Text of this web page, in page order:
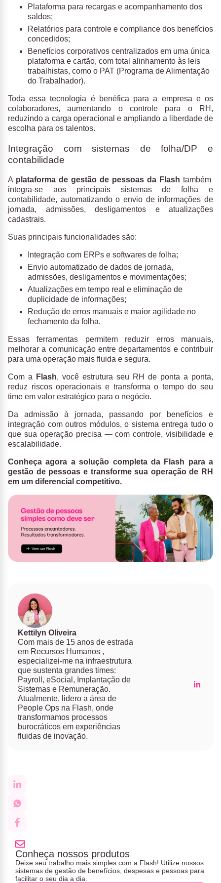
Plataforma para recargas e acompanhamento dos
saldos;
Relatórios para controle e compliance dos benefícios
concedidos;
Benefícios corporativos centralizados em uma única
plataforma e cartão, com total alinhamento às leis
trabalhistas, como o PAT (Programa de Alimentação
do Trabalhador).
Toda essa tecnologia é benéfica para a empresa e os
colaboradores, aumentando o controle para o RH,
reduzindo a carga operacional e ampliando a liberdade de
escolha para os talentos.
Integração com sistemas de folha/DP e
contabilidade
A plataforma de gestão de pessoas da Flash também
integra-se aos principais sistemas de folha e
contabilidade, automatizando o envio de informações de
jornada, admissões, desligamentos e atualizações
cadastrais.
Suas principais funcionalidades são:
Integração com ERPs e softwares de folha;
Envio automatizado de dados de jornada,
admissões, desligamentos e movimentações;
Atualizações em tempo real e eliminação de
duplicidade de informações;
Redução de erros manuais e maior agilidade no
fechamento da folha.
Essas ferramentas permitem reduzir erros manuais,
melhorar a comunicação entre departamentos e contribuir
para uma operação mais fluida e segura.
Com a Flash, você estrutura seu RH de ponta a ponta,
reduz riscos operacionais e transforma o tempo do seu
time em valor estratégico para o negócio.
Da admissão à jornada, passando por benefícios e
integração com outros módulos, o sistema entrega tudo o
que sua operação precisa — com controle, visibilidade e
escalabilidade.
Conheça agora a solução completa da Flash para a
gestão de pessoas e transforme sua operação de RH
em um diferencial competitivo.
Kettilyn Oliveira
Com mais de 15 anos de estrada
em Recursos Humanos ,
especializei-me na infraestrutura
que sustenta grandes times:
Payroll, eSocial, Implantação de
Sistemas e Remuneração.
Atualmente, lidero a área de
People Ops na Flash, onde
transformamos processos
burocráticos em experiências
fluidas de inovação.
Conheça nossos produtos
Deixe seu trabalho mais simples com a Flash! Utilize nossos
sistemas de gestão de benefícios, despesas e pessoas para
facilitar o seu dia a dia.